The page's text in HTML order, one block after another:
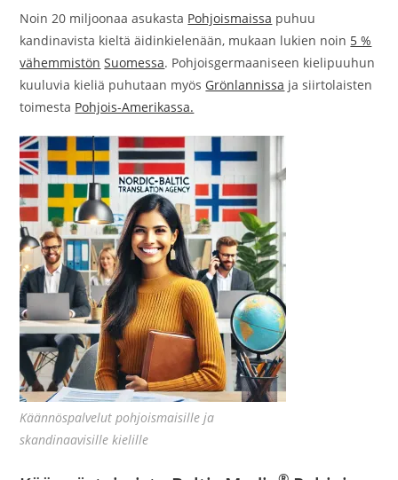
Noin 20 miljoonaa asukasta Pohjoismaissa puhuu
kandinavista kieltä äidinkielenään, mukaan lukien noin 5 %
vähemmistön Suomessa. Pohjoisgermaaniseen kielipuuhun
kuuluvia kieliä puhutaan myös Grönlannissa ja siirtolaisten
toimesta Pohjois-Amerikassa.
Käännöspalvelut pohjoismaisille ja
skandinaavisille kielille